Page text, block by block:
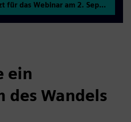
Melden Sie sich jetzt für das Webinar am 2. September an.
ein
des Wandels